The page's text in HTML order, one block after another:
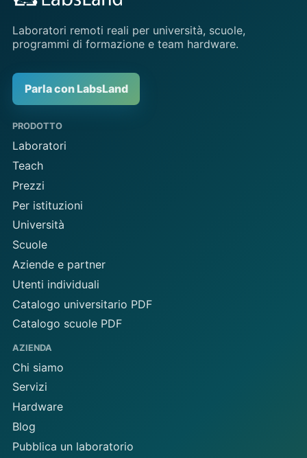
Laboratori remoti reali per università, scuole,
programmi di formazione e team hardware.
Parla con LabsLand
PRODOTTO
Laboratori
Teach
Prezzi
Per istituzioni
Università
Scuole
Aziende e partner
Utenti individuali
Catalogo universitario PDF
Catalogo scuole PDF
AZIENDA
Chi siamo
Servizi
Hardware
Blog
Pubblica un laboratorio